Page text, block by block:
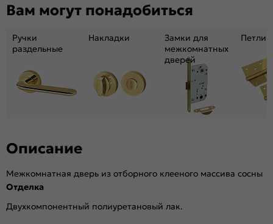
Уровень шумоизоляции:
Высокий ( от 32 дБ)
Подходит под двухстворчатый проём:
Да
Гарантия (лет):
1.6
Материал:
100% массив сосны
Вам могут понадобиться
Ручки
раздельные
Накладки
Замки для
межкомнатных
дверей
Петли
Описание
Межкомнатная дверь из отборного клееного массива сосны
Отделка
Двухкомпонентный полиуретановый лак.